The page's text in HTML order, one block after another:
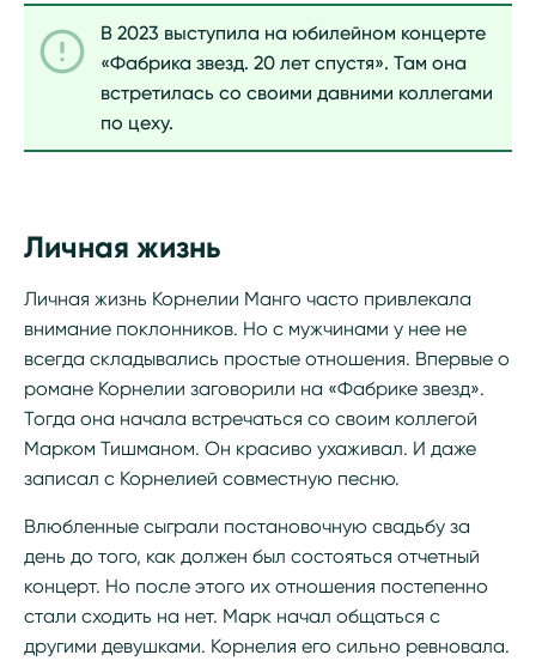
В 2023 выступила на юбилейном концерте
«Фабрика звезд. 20 лет спустя». Там она
встретилась со своими давними коллегами
по цеху.
Личная жизнь
Личная жизнь Корнелии Манго часто привлекала
внимание поклонников. Но с мужчинами у нее не
всегда складывались простые отношения. Впервые о
романе Корнелии заговорили на «Фабрике звезд».
Тогда она начала встречаться со своим коллегой
Марком Тишманом. Он красиво ухаживал. И даже
записал с Корнелией совместную песню.
Влюбленные сыграли постановочную свадьбу за
день до того, как должен был состояться отчетный
концерт. Но после этого их отношения постепенно
стали сходить на нет. Марк начал общаться с
другими девушками. Корнелия его сильно ревновала.